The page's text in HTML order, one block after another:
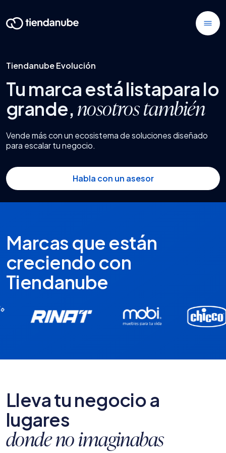
Tiendanube Evolución
Tu marca está listapara lo
grande, nosotros también
Vende más con un ecosistema de solucionesdiseñado
para escalar tu negocio.
Habla con un asesor
Marcas que están
creciendo con
Tiendanube
Lleva tu negocio a
lugares
donde no imaginabas